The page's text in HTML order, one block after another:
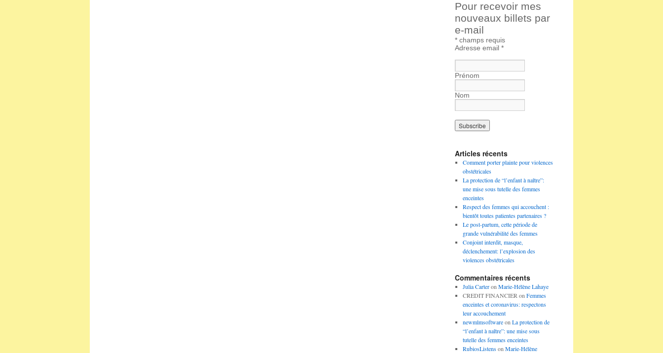
Pour recevoir mes
nouveaux billets par
e-mail
* champs requis
Adresse email *
Prénom
Nom
Articles récents
Comment porter plainte pour violences
obstétricales
La protection de “l’enfant à naître”:
une mise sous tutelle des femmes
enceintes
Respect des femmes qui accouchent :
bientôt toutes patientes partenaires ?
Le post-partum, cette période de
grande vulnérabilité des femmes
Conjoint interdit, masque,
déclenchement: l’explosion des
violences obstétricales
Commentaires récents
Julia Carteron Marie-Hélène Lahaye
CREDIT FINANCIER on Femmes
enceintes et coronavirus: respectons
leur accouchement
newmlmsoftwareon La protection de
“l’enfant à naître”: une mise sous
tutelle des femmes enceintes
RubiosListenson Marie-Hélène